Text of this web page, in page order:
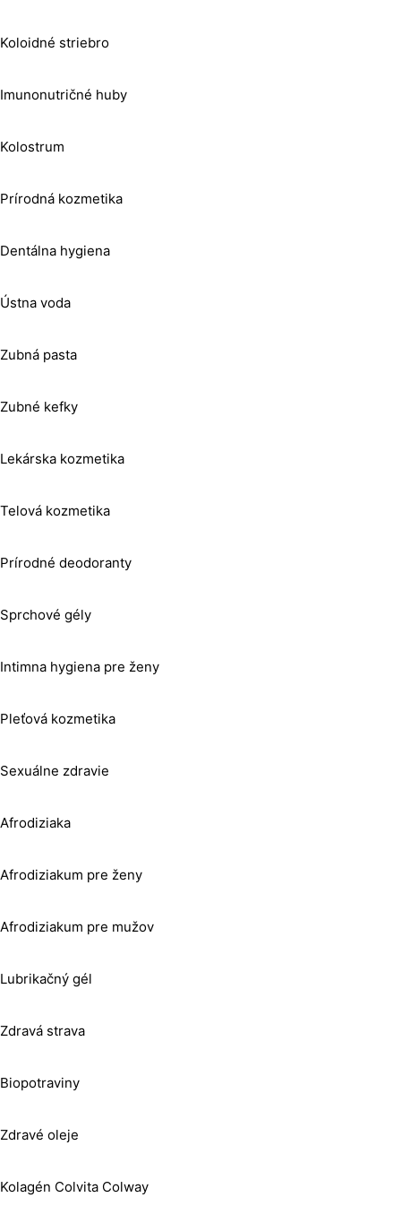
Koloidné striebro
Imunonutričné huby
Kolostrum
Prírodná kozmetika
Dentálna hygiena
Ústna voda
Zubná pasta
Zubné kefky
Lekárska kozmetika
Telová kozmetika
Prírodné deodoranty
Sprchové gély
Intimna hygiena pre ženy
Pleťová kozmetika
Sexuálne zdravie
Afrodiziaka
Afrodiziakum pre ženy
Afrodiziakum pre mužov
Lubrikačný gél
Zdravá strava
Biopotraviny
Zdravé oleje
Kolagén Colvita Colway